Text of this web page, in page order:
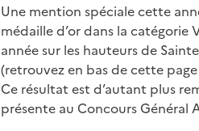
Une mention spéciale cette
médaille d’or dans la catégorie
année sur les hauteurs de
(retrouvez en bas de cette
Ce résultat est d’autant plus
présente au Concours Général